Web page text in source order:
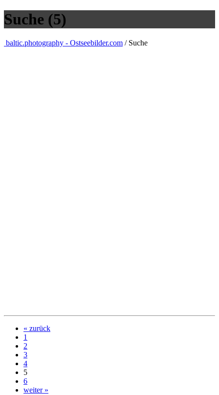
Suche (5)
baltic.photography - Ostseebilder.com / Suche
« zurück
1
2
3
4
5
6
weiter »